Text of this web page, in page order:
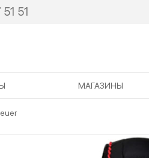
51
МАГАЗИНЫ